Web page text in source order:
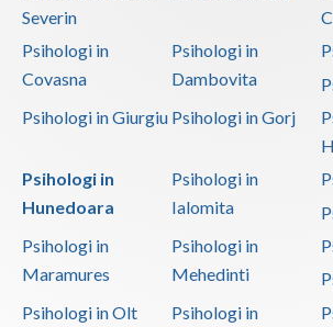
Severin
Psihologi in
Covasna
Psihologi in
Dambovita
Psihologi in Giurgiu Psihologi in Gorj
Psihologi in
Hunedoara
Psihologi in
Ialomita
Psihologi in
Maramures
Psihologi in
Mehedinti
Psihologi in Olt
Psihologi in